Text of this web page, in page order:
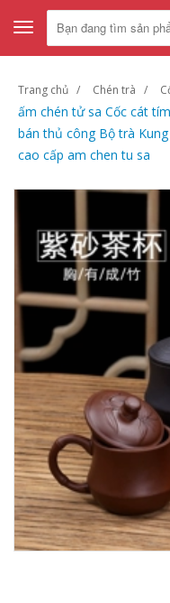
Toggle
navigation
Trang chủ Chén trà
ấm chén tử sa Cốc cát
bán thủ công Bộ trà
cao cấp am chen tu sa